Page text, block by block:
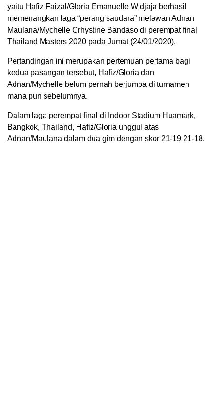
yaitu Hafiz Faizal/Gloria Emanuelle Widjaja berhasil
memenangkan laga “perang saudara” melawan Adnan
Maulana/Mychelle Crhystine Bandaso di perempat final
Thailand Masters 2020 pada Jumat (24/01/2020).
Pertandingan ini merupakan pertemuan pertama bagi
kedua pasangan tersebut, Hafiz/Gloria dan
Adnan/Mychelle belum pernah berjumpa di turnamen
mana pun sebelumnya.
Dalam laga perempat final di Indoor Stadium Huamark,
Bangkok, Thailand, Hafiz/Gloria unggul atas
Adnan/Maulana dalam dua gim dengan skor 21-19 21-18.